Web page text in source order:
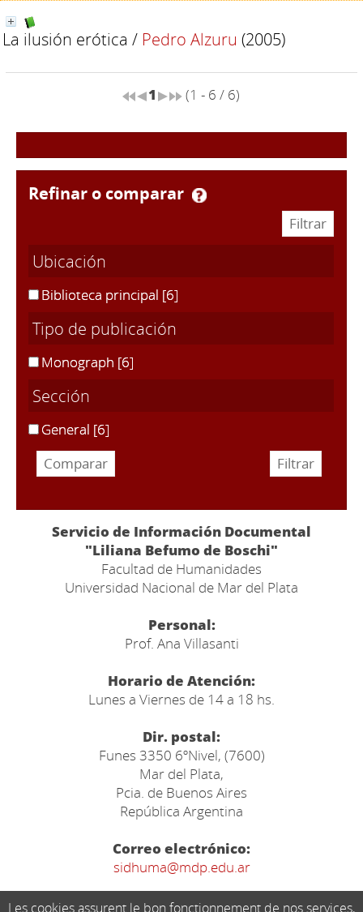
La ilusión erótica / Pedro Alzuru (2005)
1 (1 - 6 / 6)
refinar o comparar
Ubicación
Biblioteca principal [6]
Tipo de publicación
Monograph [6]
Sección
General [6]
Servicio de Información Documental
"Liliana Befumo de Boschi"
Facultad de Humanidades
Universidad Nacional de Mar del Plata
Personal:
Prof. Ana Villasanti
Horario de Atención:
Lunes a Viernes de 14 a 18 hs.
Dir. postal:
Funes 3350 6ºNivel, (7600)
Mar del Plata,
Pcia. de Buenos Aires
República Argentina
Correo electrónico:
sidhuma@mdp.edu.ar
Les cookies assurent le bon fonctionnement de nos services,